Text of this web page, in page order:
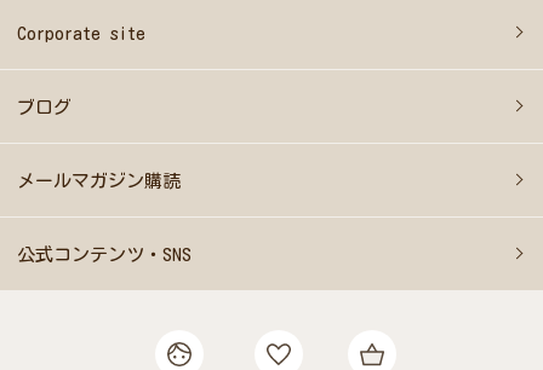
Corporate site
ブログ
メールマガジン購読
公式コンテンツ・SNS